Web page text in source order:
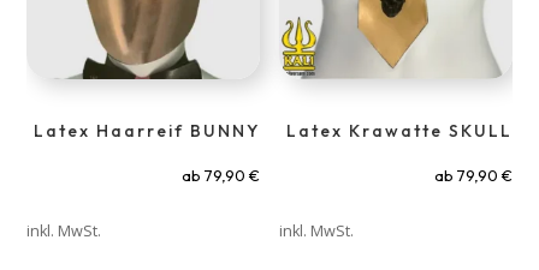
Latex Haarreif BUNNY
ab 79,90 €
inkl. MwSt.
Latex Krawatte SKULL
ab 79,90 €
inkl. MwSt.